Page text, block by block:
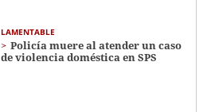
LAMENTABLE
Policía muere al atender un caso
de violencia doméstica en SPS